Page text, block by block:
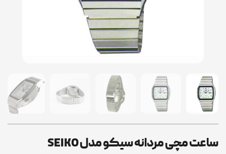
ساعت مچی مردانه سیکو مدل SEIKO